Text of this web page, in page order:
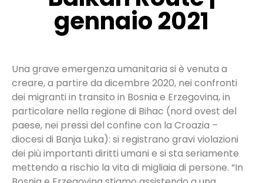
gennaio 2021
Una grave emergenza umanitaria si è venuta a
creare, a partire da dicembre 2020, nei confronti
dei migranti in transito in Bosnia e Erzegovina, in
particolare nella regione di Bihac (nord ovest del
paese, nei pressi del confine con la Croazia –
diocesi di Banja Luka): si registrano gravi violazioni
dei più importanti diritti umani e si sta seriamente
mettendo a rischio la vita di migliaia di persone. “In